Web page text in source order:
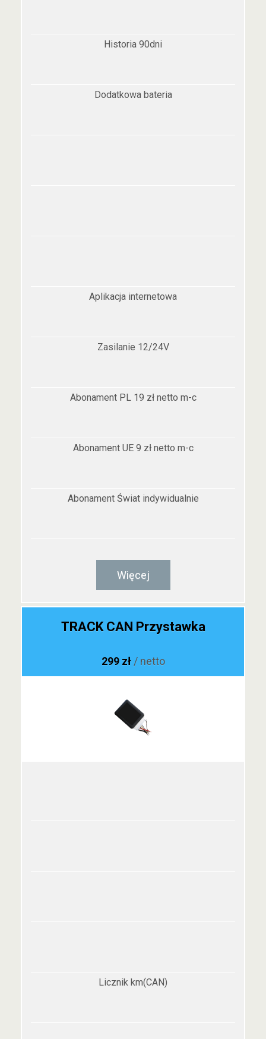
Historia 90dni
Dodatkowa bateria
Aplikacja internetowa
Zasilanie 12/24V
Abonament PL 19 zł netto m-c
Abonament UE 9 zł netto m-c
Abonament Świat indywidualnie
Więcej
TRACK CAN Przystawka
299 zł / netto
Licznik km(CAN)